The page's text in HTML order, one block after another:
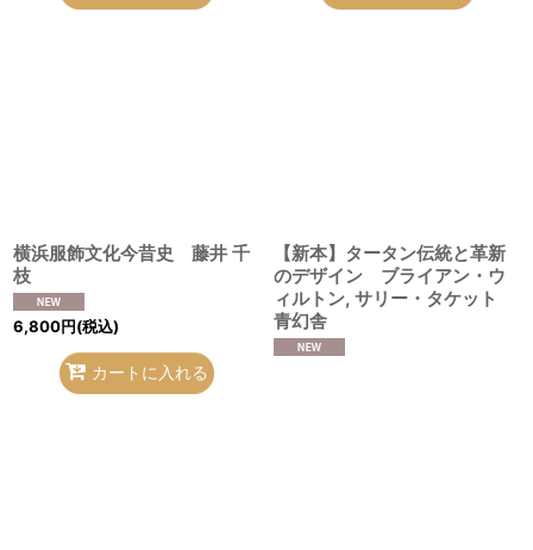
横浜服飾文化今昔史 藤井 千
枝
6,800円(税込)
カートに入れる
【新本】タータン伝統と革新
のデザイン ブライアン・ウ
ィルトン, サリー・タケット
青幻舎